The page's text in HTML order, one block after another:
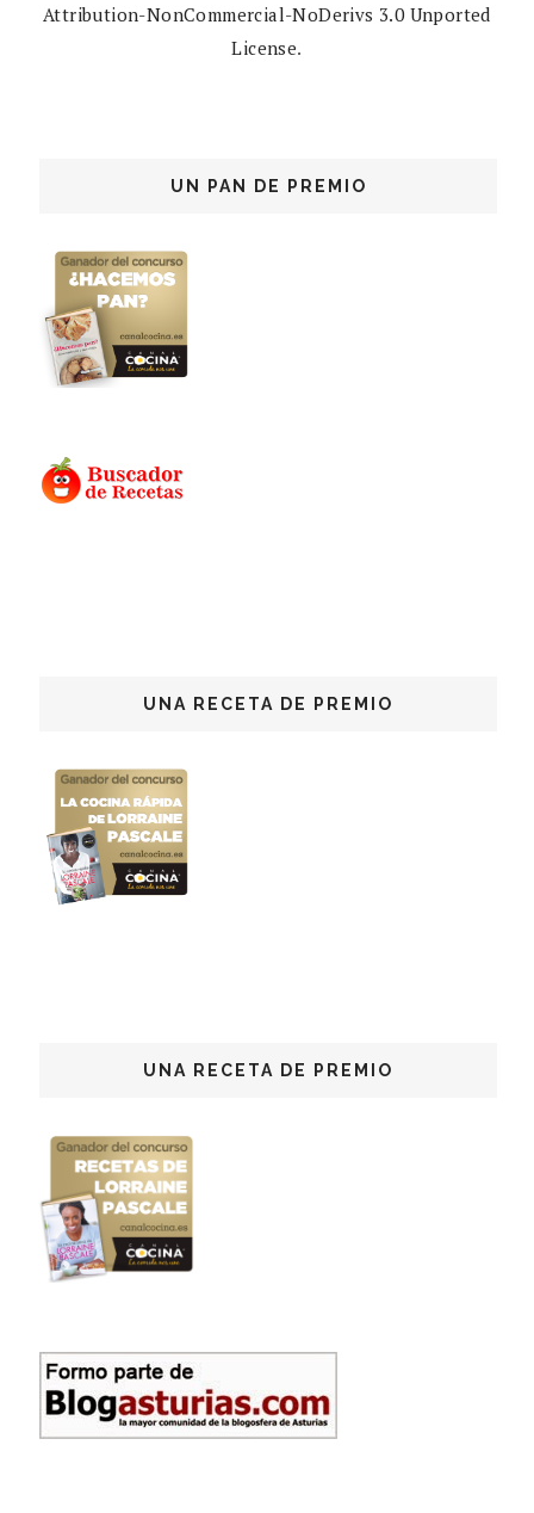
Attribution-NonCommercial-NoDerivs 3.0 Unported
License.
UN PAN DE PREMIO
UNA RECETA DE PREMIO
UNA RECETA DE PREMIO